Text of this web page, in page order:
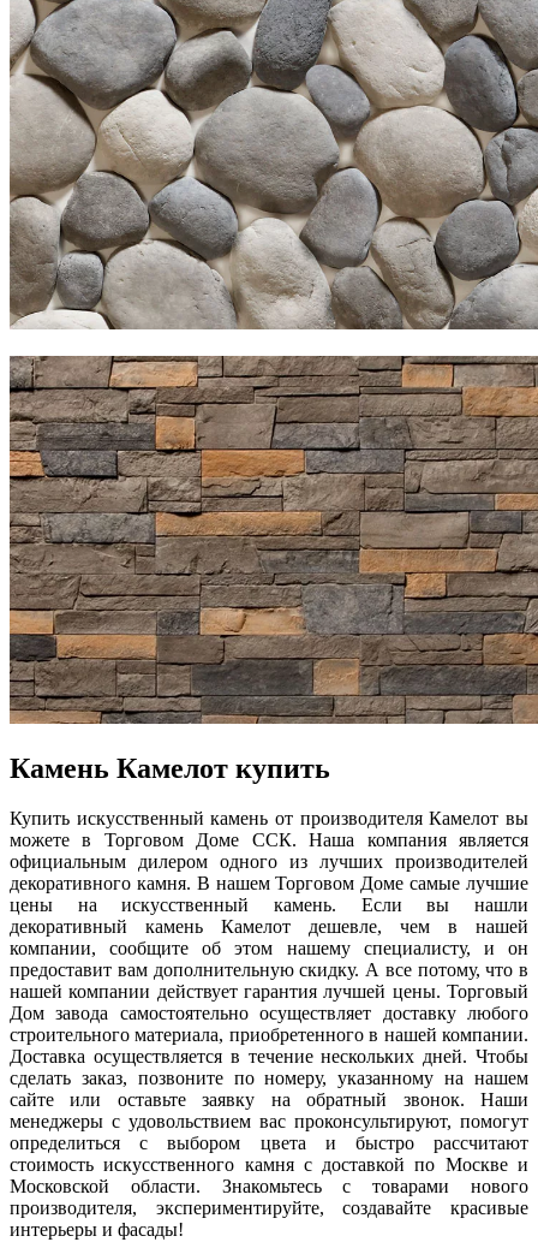
Камень Камелот купить
Купить искусственный камень от производителя Камелот вы
можете в Торговом Доме ССК. Наша компания является
официальным дилером одного из лучших производителей
декоративного камня. В нашем Торговом Доме самые лучшие
цены на искусственный камень. Если вы нашли
декоративный камень Камелот дешевле, чем в нашей
компании, сообщите об этом нашему специалисту, и он
предоставит вам дополнительную скидку. А все потому, что в
нашей компании действует гарантия лучшей цены. Торговый
Дом завода самостоятельно осуществляет доставку любого
строительного материала, приобретенного в нашей компании.
Доставка осуществляется в течение нескольких дней. Чтобы
сделать заказ, позвоните по номеру, указанному на нашем
сайте или оставьте заявку на обратный звонок. Наши
менеджеры с удовольствием вас проконсультируют, помогут
определиться с выбором цвета и быстро рассчитают
стоимость искусственного камня с доставкой по Москве и
Московской области. Знакомьтесь с товарами нового
производителя, экспериментируйте, создавайте красивые
интерьеры и фасады!